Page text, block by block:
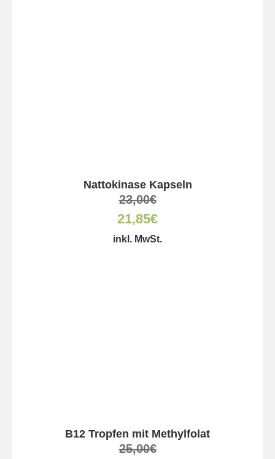
Nattokinase Kapseln
23,00€
21,85€
inkl. MwSt.
B12 Tropfen mit Methylfolat
25,00€